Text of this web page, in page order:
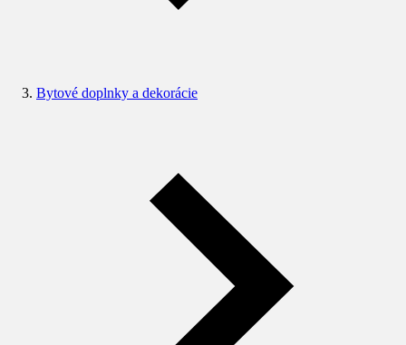
Bytové doplnky a dekorácie